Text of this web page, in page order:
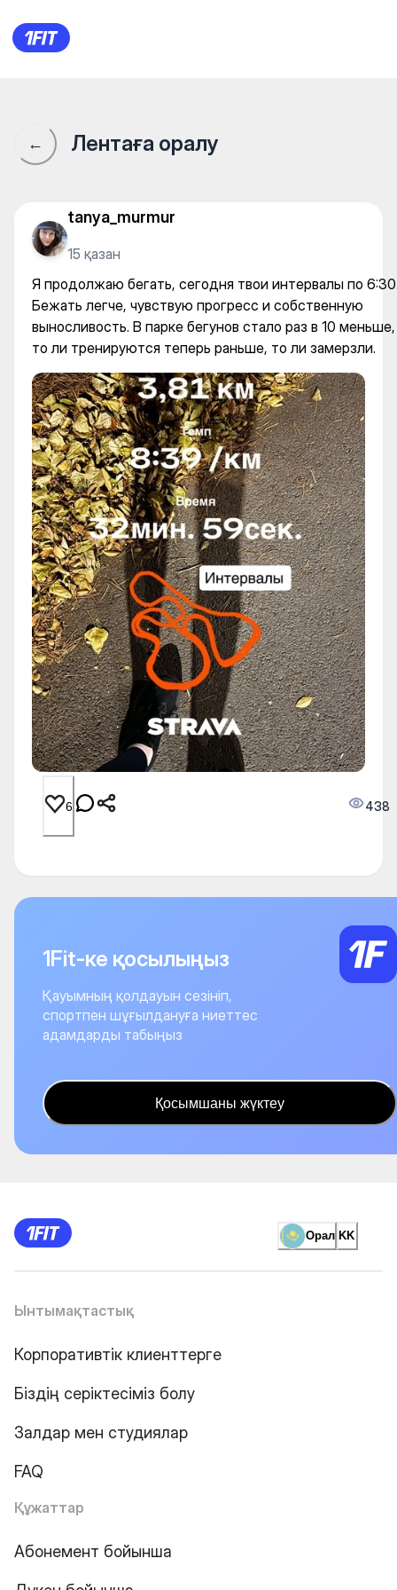
Я продолжаю бегать,
← Лентаға оралу
tanya_murmur
15 қазан
Я продолжаю бегать, сегодня твои интервалы по
Бежать легче, чувствую прогресс и собственную
выносливость. В парке бегунов стало раз в 10 меньше,
то ли тренируются теперь раньше, то ли замерзли.
6 438
1Fit-ке қосылыңыз
Қауымның қолдауын сезініп,
спортпен шұғылдануға ниеттес
адамдарды табыңыз
Қосымшаны жүктеу
Орал KK
Ынтымақтастық
Корпоративтік клиенттерге
Біздің серіктесіміз болу
Залдар мен студиялар
FAQ
Құжаттар
Абонемент бойынша